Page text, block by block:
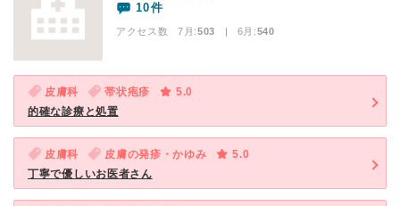
10件
アクセス数 7月:503 | 6月:540
皮膚科 帯状疱疹
5.0
的確な診療と処置
皮膚科 皮膚の発疹・かゆみ
5.0
丁寧で優しいお医者さん